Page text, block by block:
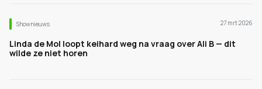
Shownieuws 27 mrt 2026
Linda de Mol loopt keihard weg na vraag over Ali B — dit
wilde ze niet horen